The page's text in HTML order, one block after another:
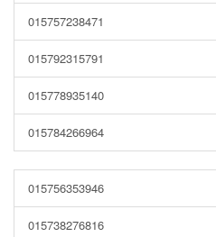
015757238471
015792315791
015778935140
015784266964
015756353946
015738276816